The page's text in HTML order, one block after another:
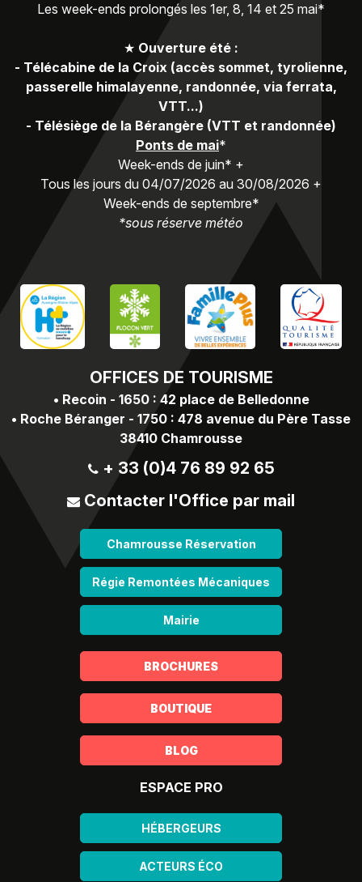
OFFICES DE TOURISME
• Recoin - 1650 : 42 place de Belledonne
• Roche Béranger - 1750 : 478 avenue du Père Tasse
38410 Chamrousse
+ 33 (0)4 76 89 92 65
Contacter l'Office par mail
Chamrousse Réservation
Régie Remontées Mécaniques
Mairie
Les week-ends prolongés les 1er, 8, 14 et 25 mai*
★ Ouverture été :
- Télécabine de la Croix (accès sommet, tyrolienne,
passerelle himalayenne, randonnée, via ferrata,
VTT...)
- Télésiège de la Bérangère (VTT et randonnée)
Ponts de mai*
Week-ends de juin* +
Tous les jours du 04/07/2026 au 30/08/2026 +
Week-ends de septembre*
*sous réserve météo
BROCHURES
BOUTIQUE
BLOG
ESPACE PRO
HÉBERGEURS
ACTEURS ÉCO